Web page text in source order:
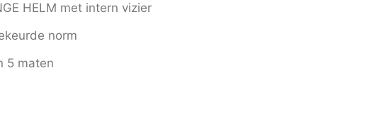
HELM met intern vizier
norm
5 maten